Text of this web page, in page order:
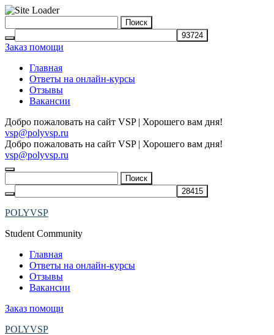
to
content
Заказ помощи
Главная
Ответы на онлайн-курсы
Отзывы
Вакансии
Добро пожаловать на сайт VSP | Хорошего вам дня!
vsp@polyvsp.ru
Добро пожаловать на сайт VSP | Хорошего вам дня!
vsp@polyvsp.ru
POLYVSP
Student Community
Главная
Ответы на онлайн-курсы
Отзывы
Вакансии
Заказ помощи
POLYVSP